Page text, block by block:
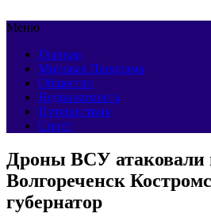
Меню
Главная
Мировая Панорама
Общество
Недвижимость
Путешествия
Спорт
Дроны ВСУ атаковали
Волгореченск
губернатор